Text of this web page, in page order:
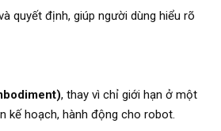
quyết định, giúp người dùng hiểu rõ
, thay vì chỉ giới hạn ở một
kế hoạch, hành động cho robot.